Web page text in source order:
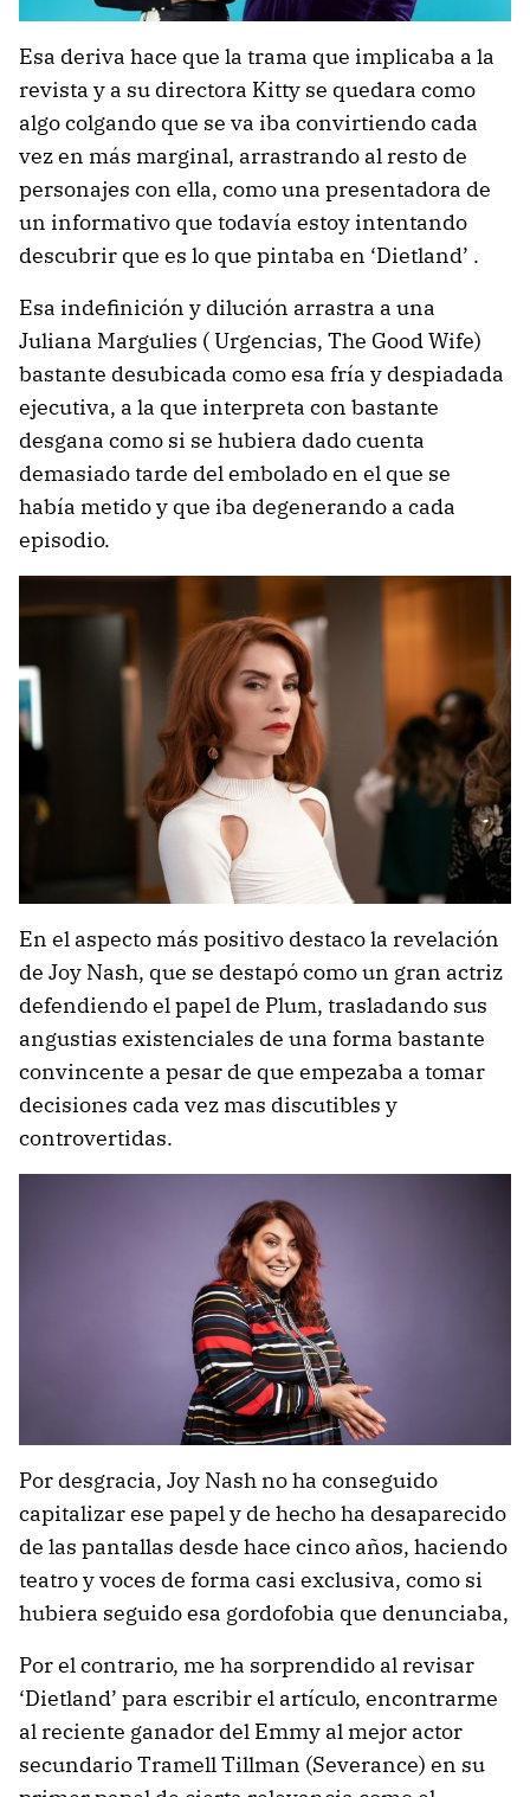
Esa deriva hace que la trama que implicaba a la
revista y a su directora Kitty se quedara como
algo colgando que se va iba convirtiendo cada
vez en más marginal, arrastrando al resto de
personajes con ella, como una presentadora de
un informativo que todavía estoy intentando
descubrir que es lo que pintaba en ‘Dietland’ .
Esa indefinición y dilución arrastra a una
Juliana Margulies ( Urgencias, The Good Wife)
bastante desubicada como esa fría y despiadada
ejecutiva, a la que interpreta con bastante
desgana como si se hubiera dado cuenta
demasiado tarde del embolado en el que se
había metido y que iba degenerando a cada
episodio.
En el aspecto más positivo destaco la revelación
de Joy Nash, que se destapó como un gran actriz
defendiendo el papel de Plum, trasladando sus
angustias existenciales de una forma bastante
convincente a pesar de que empezaba a tomar
decisiones cada vez mas discutibles y
controvertidas.
Por desgracia, Joy Nash no ha conseguido
capitalizar ese papel y de hecho ha desaparecido
de las pantallas desde hace cinco años, haciendo
teatro y voces de forma casi exclusiva, como si
hubiera seguido esa gordofobia que denunciaba,
Por el contrario, me ha sorprendido al revisar
‘Dietland’ para escribir el artículo, encontrarme
al reciente ganador del Emmy al mejor actor
secundario Tramell Tillman (Severance) en su